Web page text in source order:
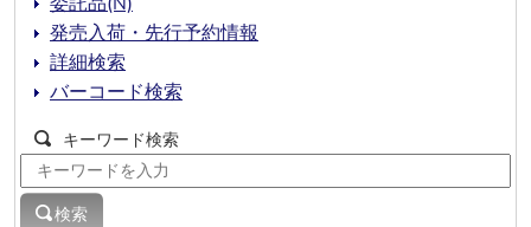
発売入荷・先行予約情報
詳細検索
バーコード検索
キーワード検索
検索